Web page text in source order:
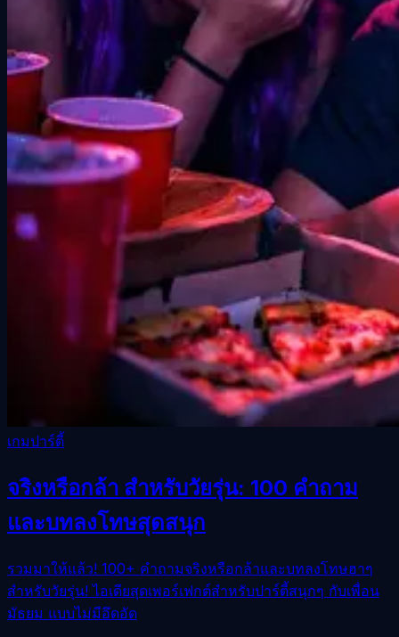
เกมปาร์ตี้
จริงหรือกล้า สำหรับวัยรุ่น: 100 คำถาม
และบทลงโทษสุดสนุก
รวมมาให้แล้ว! 100+ คำถามจริงหรือกล้าและบทลงโทษฮาๆ
สำหรับวัยรุ่น! ไอเดียสุดเพอร์เฟกต์สำหรับปาร์ตี้สนุกๆ กับเพื่อน
มัธยม แบบไม่มีอึดอัด